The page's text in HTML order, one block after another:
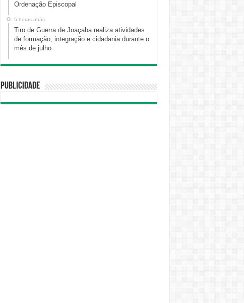
Ordenação Episcopal
5 horas atrás
Tiro de Guerra de Joaçaba realiza atividades
de formação, integração e cidadania durante o
mês de julho
Publicidade